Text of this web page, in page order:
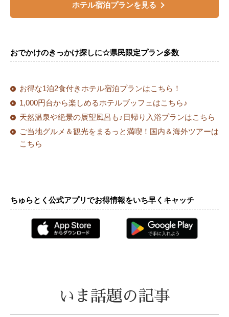
ホテル宿泊プランを見る
おでかけのきっかけ探しに☆県民限定プラン多数
お得な1泊2食付きホテル宿泊プランはこちら！
1,000円台から楽しめるホテルブッフェはこちら♪
天然温泉や絶景の展望風呂も♪日帰り入浴プランはこちら
ご当地グルメ＆観光をまるっと満喫！国内＆海外ツアーは
こちら
ちゅらとく公式アプリでお得情報をいち早くキャッチ
いま話題の記事